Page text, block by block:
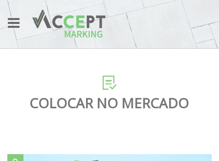
COLOCAR NO MERCADO